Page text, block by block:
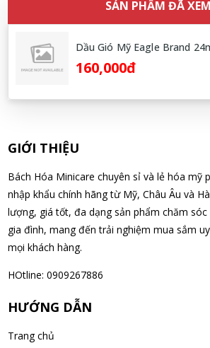
Nguyễn Nhật Quang đã mua sản phẩm
Soap dạng túi 400ml Nhật Bản
08/08/2026
Võ Thị Thanh Tươi đã mua sản phẩm
Đặng Hòa Khánh Yên đã mua sản phẩm Men Vi Sinh BioGaia
Nhật Bản lọ 5ml cho trẻ Sơ Sinh
08/08/2026
Nguyễn Văn Cảnh đã mua sản phẩm Sữa
08/08/2026
não Noguchi Ekisu 200 Viên
SẢN PHẨM ĐÃ XEM
Dầu Gió Mỹ Eagle Brand
160,000đ
GIỚI THIỆU
Bách Hóa Minicare chuyên sỉ và lẻ hóa mỹ
nhập khẩu chính hãng từ Mỹ, Châu Âu và
lượng, giá tốt, đa dạng sản phẩm chăm sóc
gia đình, mang đến trải nghiệm mua sắm
mọi khách hàng.
HOtline: 0909267886
HƯỚNG DẪN
Trang chủ